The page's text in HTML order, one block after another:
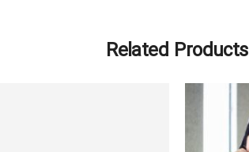
Related Products